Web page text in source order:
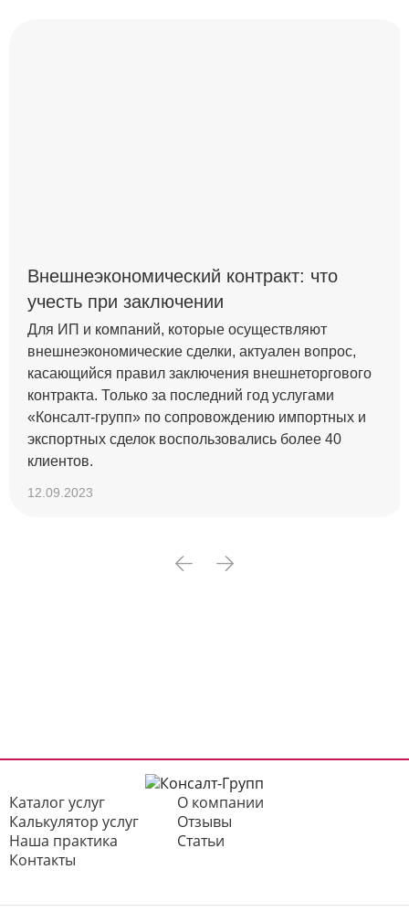
Внешнеэкономический контракт: что
учесть при заключении
Для ИП и компаний, которые осуществляют
внешнеэкономические сделки, актуален вопрос,
касающийся правил заключения внешнеторгового
контракта. Только за последний год услугами
«Консалт-групп» по сопровождению импортных и
экспортных сделок воспользовались более 40
клиентов.
12.09.2023
Каталог услуг
О компании
Калькулятор услуг
Отзывы
Наша практика
Статьи
Контакты